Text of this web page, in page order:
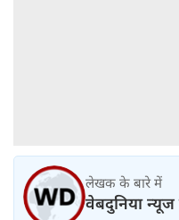
लेखक के बारे में
वेबदुनिया